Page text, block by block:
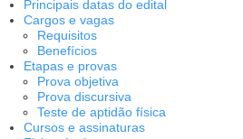
Principais datas do edital
Cargos e vagas
Requisitos
Benefícios
Etapas e provas
Prova objetiva
Prova discursiva
Teste de aptidão física
Cursos e assinaturas